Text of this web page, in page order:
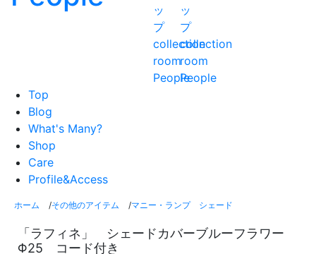
Top
Blog
What's Many?
Shop
Care
Profile&Access
ホーム /その他のアイテム /マニー・ランプ シェード
「ラフィネ」 シェードカバーブルーフラワー
Φ25 コード付き